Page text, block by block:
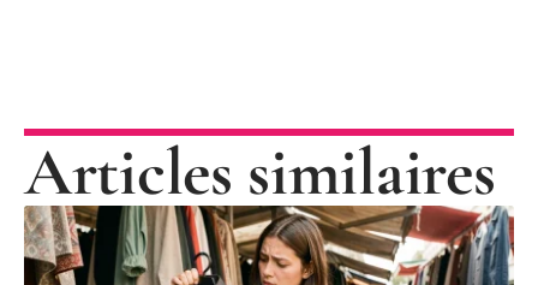
Articles similaires